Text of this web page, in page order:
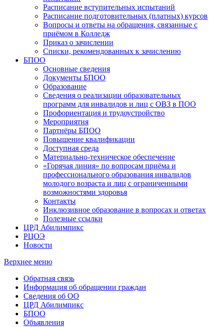
Расписание вступительных испытаний
Расписание подготовительных (платных) курсов
Вопросы и ответы на обращения, связанные с
приёмом в Колледж
Приказ о зачислении
Списки, рекомендованных к зачислению
БПОО
Основные сведения
Документы БПОО
Образование
Сведения о реализации образовательных
программ для инвалидов и лиц с ОВЗ в ПОО
Профориентация и трудоустройство
Мероприятия
Партнёры БПОО
Повышение квалификации
Доступная среда
Материально-техническое обеспечение
«Горячая линия» по вопросам приёма и
профессионального образования инвалидов
молодого возраста и лиц с ограниченными
возможностями здоровья
Контакты
Инклюзивное образование в вопросах и ответах
Полезные ссылки
ЦРД Абилимпикс
РЦОЭ
Новости
Верхнее меню
Обратная связь
Информация об обращении граждан
Сведения об ОО
ЦРД Абилимпикс
БПОО
Объявления